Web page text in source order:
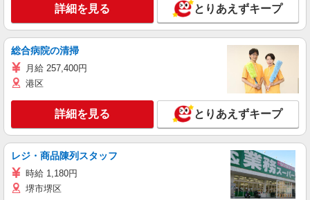
詳細を見る とりあえずキープ
総合病院の清掃
月給 257,400円
港区
詳細を見る とりあえずキープ
レジ・商品陳列スタッフ
時給 1,180円
堺市堺区